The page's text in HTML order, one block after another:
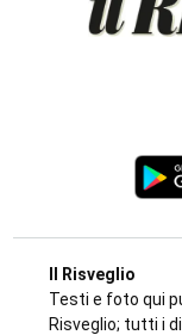
Il Risveglio
Testi e foto qui
Risveglio; tutti i